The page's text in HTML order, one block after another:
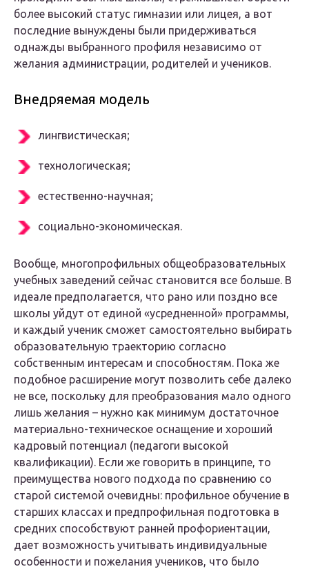
более высокий статус гимназии или лицея, а вот
последние вынуждены были придерживаться
однажды выбранного профиля независимо от
желания администрации, родителей и учеников.
Внедряемая модель
лингвистическая;
технологическая;
естественно-научная;
социально-экономическая.
Вообще, многопрофильных общеобразовательных
учебных заведений сейчас становится все больше. В
идеале предполагается, что рано или поздно все
школы уйдут от единой «усредненной» программы,
и каждый ученик сможет самостоятельно выбирать
образовательную траекторию согласно
собственным интересам и способностям. Пока же
подобное расширение могут позволить себе далеко
не все, поскольку для преобразования мало одного
лишь желания – нужно как минимум достаточное
материально-техническое оснащение и хороший
кадровый потенциал (педагоги высокой
квалификации). Если же говорить в принципе, то
преимущества нового подхода по сравнению со
старой системой очевидны: профильное обучение в
старших классах и предпрофильная подготовка в
средних способствуют ранней профориентации,
дает возможность учитывать индивидуальные
особенности и пожелания учеников, что было